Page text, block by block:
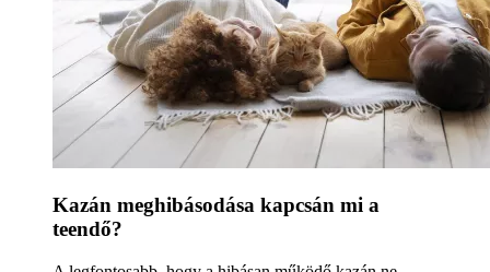
Kazán meghibásodása kapcsán mi a
teendő?